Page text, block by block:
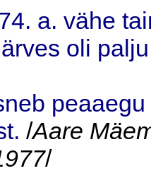
a. vähe
oli
/Aare
/